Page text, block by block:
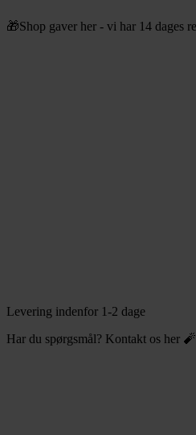
til
🎁Shop gaver her - vi har 14 dages
Levering indenfor 1-2 dage
Har du spørgsmål? Kontakt os her 🧨